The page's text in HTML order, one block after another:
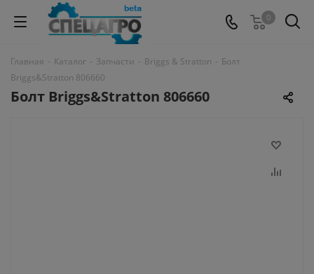
0
Главная - Каталог - Запчасти - Briggs & Stratton - Болт
Briggs&Stratton 806660
Болт Briggs&Stratton 806660